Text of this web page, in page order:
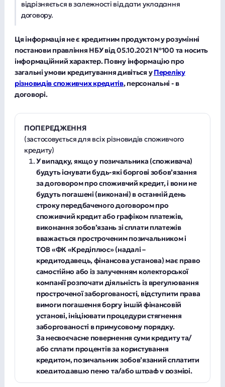
відрізняється в залежності від дати укладання
договору.
Ця інформація не є кредитним продуктом у розумінні
постанови правління НБУ від 05.10.2021 №100 та носить
інформаційний характер. Повну інформацію про
загальні умови кредитування дивіться уПереліку
різновидів споживчих кредитів, персональні - в
договорі.
ПОПЕРЕДЖЕННЯ
(застосовується для всіх різновидів споживчого
кредиту)
У випадку, якщо у позичальника (споживача)
будуть існувати будь-які боргові зобов’язання
за договором про споживчий кредит, і вони не
будуть погашені (виконані) в останній день
строку передбаченого договором про
споживчий кредит або графіком платежів,
виконання зобов’язань зі сплати платежів
вважається простроченим позичальником і
ТОВ «ФК «Кредіплюс» (надалі –
кредитодавець, фінансова установа) має право
самостійно або із залученням колекторської
компанії розпочати діяльність із врегулювання
простроченої заборгованості, відступити права
вимоги погашення боргу іншій фінансовій
установі, ініціювати процедури стягнення
заборгованості в примусовому порядку.
За несвоєчасне повернення суми кредиту та/
або сплати процентів за користування
кредитом, позичальник зобов’язаний сплатити
кредитодавцю пеню та/або штраф у розмірі,
що визначений індивідуальною частиною